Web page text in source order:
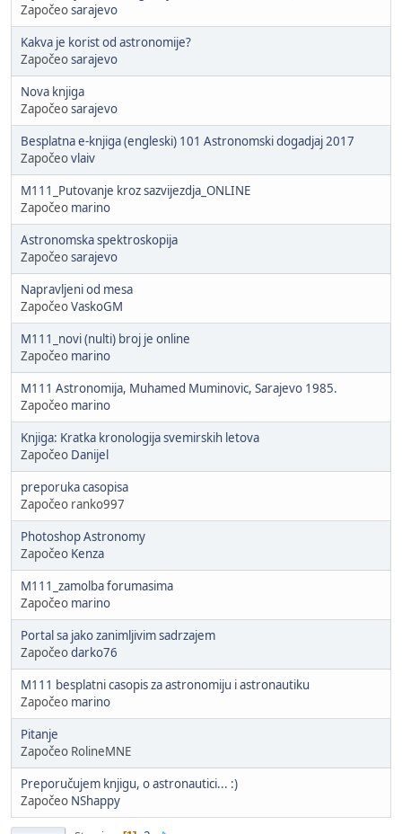
Započeosarajevo
Kakva je korist od astronomije?
Započeosarajevo
Nova knjiga
Započeosarajevo
Besplatna e-knjiga (engleski) 101 Astronomski dogadjaj 2017
Započeovlaiv
M111_Putovanje kroz sazvijezdja_ONLINE
Započeo marino
Astronomska spektroskopija
Započeosarajevo
Napravljeni od mesa
ZapočeoVaskoGM
M111_novi (nulti) broj je online
Započeo marino
M111 Astronomija, Muhamed Muminovic, Sarajevo 1985.
Započeo marino
Knjiga: Kratka kronologija svemirskih letova
Započeo Danijel
preporuka casopisa
Započeo ranko997
Photoshop Astronomy
Započeo Kenza
M111_zamolba forumasima
Započeo marino
Portal sa jako zanimljivim sadrzajem
Započeodarko76
M111 besplatni casopis za astronomiju i astronautiku
Započeo marino
Pitanje
Započeo RolineMNE
Preporučujem knjigu, o astronautici... :)
Započeo NShappy